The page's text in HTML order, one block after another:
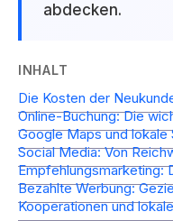
abdecken.
INHALT
Die Kosten der
Online-Buchung: Die
Google Maps und lokale
Social Media: Von
Empfehlungsmarketing:
Bezahlte Werbung:
Kooperationen und